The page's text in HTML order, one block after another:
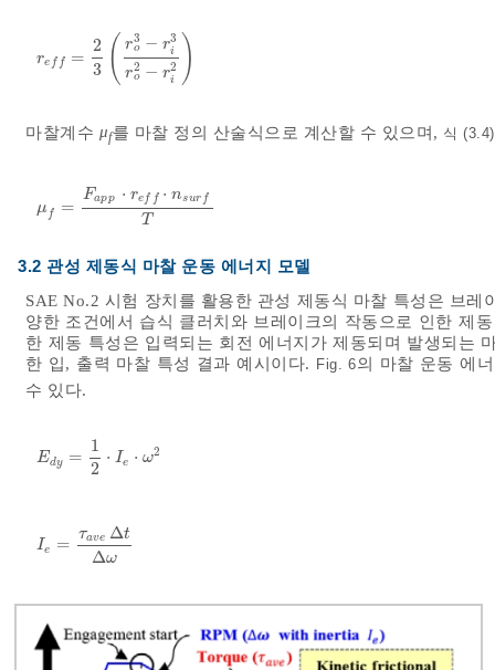
re f f =
2
3 ( r3
o − r3
i
r2
o − r2
i )
re ff= 23 r o3-ri3ro 2-
마찰계수 μf를 마찰 정의 산술식으로 계산할 수 있으며, 식 (3.4)
μ f =
Fapp ⋅ re f f ⋅ nsur f
T
μf =Fapp ⋅reff⋅nsurf
3.2 관성 제동식 마찰 운동 에너지 모델
SAE No.2 시험 장치를 활용한 관성 제동식 마찰 특성은 브
양한 조건에서 습식 클러치와 브레이크의 작동으로 인한 제
한 제동 특성은 입력되는 회전 에너지가 제동되며 발생되는
한 입, 출력 마찰 특성 결과 예시이다. Fig. 6의 마찰 운동 에
수 있다.
Edy =
1
2
⋅ Ie ⋅ ω2
E dy =12⋅I e ⋅ω
Ie =
τave Δt
Δω
Ie =τ ave ΔtΔ